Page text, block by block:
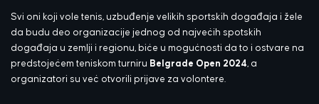
Svi oni koji vole tenis, uzbuđenje velikih sportskih događaja i žele
da budu deo organizacije jednog od najvećih spotskih
događaja u zemlji i regionu, biće u mogućnosti da to i ostvare na
predstojećem teniskom turniru Belgrade Open 2024, a
organizatori su već otvorili prijave za volontere.